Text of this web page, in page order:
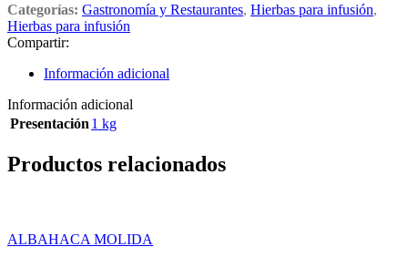
Categorías: Gastronomía y Restaurantes, Hierbas para infusión,
Hierbas para infusión
Compartir:
Información adicional
Información adicional
Presentación 1 kg
Productos relacionados
ALBAHACA MOLIDA